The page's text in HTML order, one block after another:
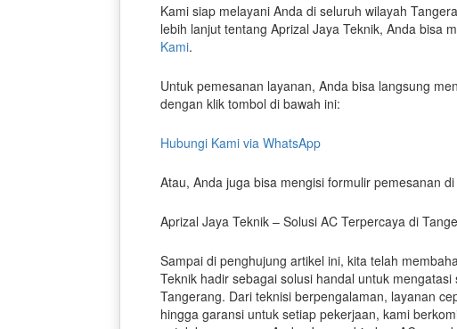
Kami siap melayani Anda di seluruh wilayah
lebih lanjut tentang Aprizal Jaya Teknik, Anda bisa
Kami.
Untuk pemesanan layanan, Anda bisa langsung
dengan klik tombol di bawah ini:
Hubungi Kami via WhatsApp
Atau, Anda juga bisa mengisi formulir pemesanan
Aprizal Jaya Teknik – Solusi AC Terpercaya di
Sampai di penghujung artikel ini, kita telah
Teknik hadir sebagai solusi handal untuk
Tangerang. Dari teknisi berpengalaman, layanan
hingga garansi untuk setiap pekerjaan, kami